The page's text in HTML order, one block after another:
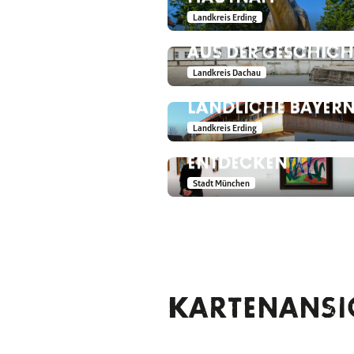
Landkreis Erding
Landkreis Dachau
KZ-GEDENKSTÄTTE
DACHAU – LERNEN
AUS DER
Landkreis Erding
ERDING – ZEITREISE
LÄNDLICHE
Stadt München
MÜNCHEN – KUNST
DES BLAUEN REITER
ENTDECKEN